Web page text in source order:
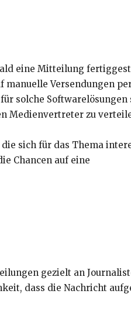
eine Mitteilung
Versendungen
solche Softwarelösungen
Medienvertreter zu
sich für das Thema
Chancen auf eine
gezielt an
dass die Nachricht